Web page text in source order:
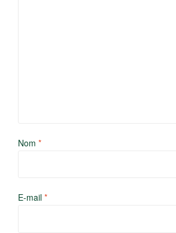
Nom *
E-mail *